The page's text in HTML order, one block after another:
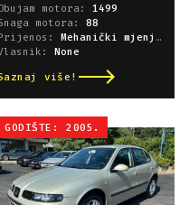
motora: 1499
motora: 88
Mehanički mjenjač
None
više!
GODIŠTE: 2005.